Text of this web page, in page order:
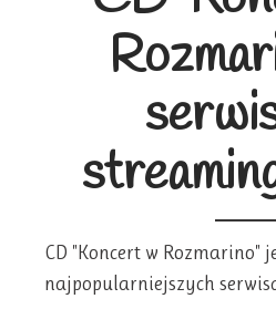
CD "Koncert w Rozmarino"
najpopularniejszych